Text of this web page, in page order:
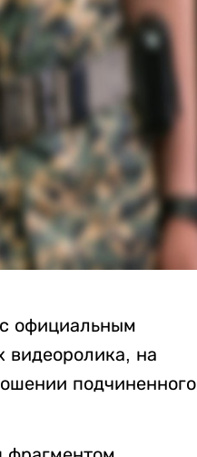
официальным
видеоролика, на
подчиненного